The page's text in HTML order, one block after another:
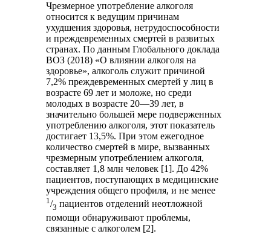
Чрезмерное употребление алкоголя
относится к ведущим причинам
ухудшения здоровья, нетрудоспособности
и преждевременных смертей в развитых
странах. По данным Глобального доклада
ВОЗ (2018) «О влиянии алкоголя на
здоровье», алкоголь служит причиной
7,2% преждевременных смертей у лиц в
возрасте 69 лет и моложе, но среди
молодых в возрасте 20—39 лет, в
значительно большей мере подверженных
употреблению алкоголя, этот показатель
достигает 13,5%. При этом ежегодное
количество смертей в мире, вызванных
чрезмерным употреблением алкоголя,
составляет 1,8 млн человек [1]. До 42%
пациентов, поступающих в медицинские
учреждения общего профиля, и не менее
1/3 пациентов отделений неотложной
помощи обнаруживают проблемы,
связанные с алкоголем [2].